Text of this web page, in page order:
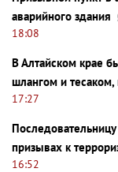
аварийного здания
18:08
В Алтайском крае
шлангом и
17:27
призывах к
16:52